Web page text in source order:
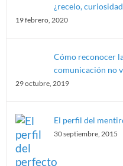
¿recelo,
19 febrero, 2020
Cómo reconocer
comunicación no
29 octubre, 2019
El perfil del
30 septiembre, 2015